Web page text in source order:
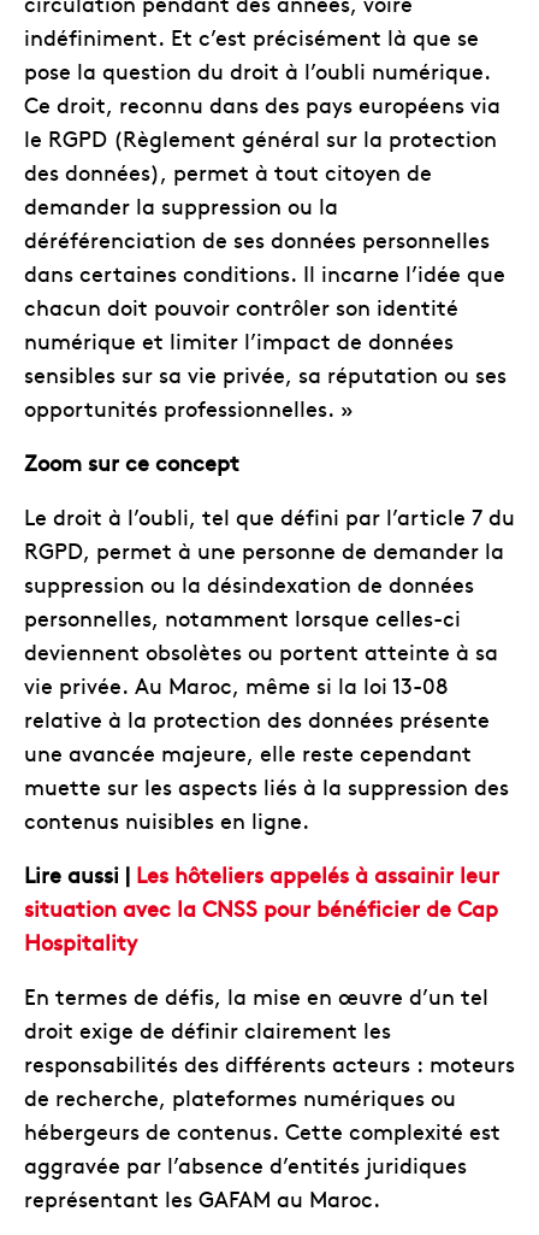
indéfiniment. Et c’est précisément là que se
pose la question du droit à l’oubli numérique.
Ce droit, reconnu dans des pays européens via
le RGPD (Règlement général sur la protection
des données), permet à tout citoyen de
demander la suppression ou la
déréférenciation de ses données personnelles
dans certaines conditions. Il incarne l’idée que
chacun doit pouvoir contrôler son identité
numérique et limiter l’impact de données
sensibles sur sa vie privée, sa réputation ou ses
opportunités professionnelles. »
Zoom sur ce concept
Le droit à l’oubli, tel que défini par l’article 7 du
RGPD, permet à une personne de demander la
suppression ou la désindexation de données
personnelles, notamment lorsque celles-ci
deviennent obsolètes ou portent atteinte à sa
vie privée. Au Maroc, même si la loi 13-08
relative à la protection des données présente
une avancée majeure, elle reste cependant
muette sur les aspects liés à la suppression des
contenus nuisibles en ligne.
Lire aussi | Les hôteliers appelés à assainir leur
situation avec la CNSS pour bénéficier de Cap
Hospitality
En termes de défis, la mise en œuvre d’un tel
droit exige de définir clairement les
responsabilités des différents acteurs : moteurs
de recherche, plateformes numériques ou
hébergeurs de contenus. Cette complexité est
aggravée par l’absence d’entités juridiques
représentant les GAFAM au Maroc.